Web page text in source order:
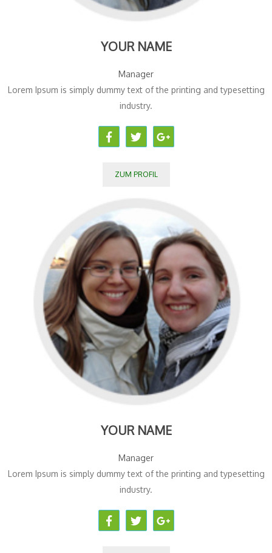
YOUR NAME
Manager
Lorem Ipsum is simply dummy text of the printing and typesetting
industry.
ZUM PROFIL
YOUR NAME
Manager
Lorem Ipsum is simply dummy text of the printing and typesetting
industry.